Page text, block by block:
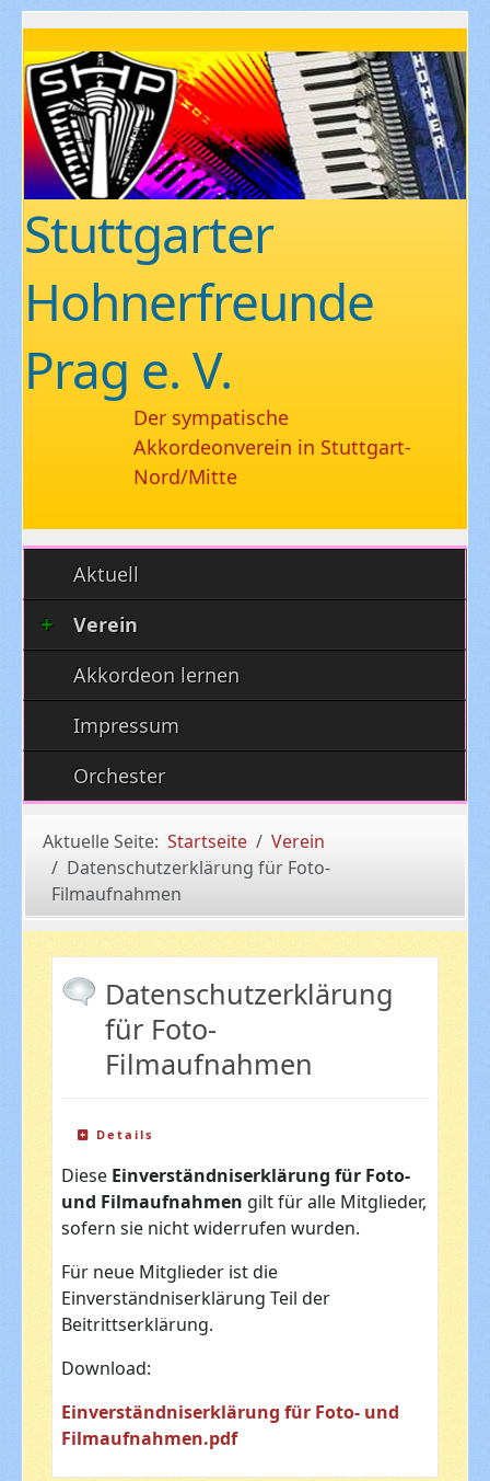
Stuttgarter
Hohnerfreunde
Prag e. V.
Der sympatische
Akkordeonverein in Stuttgart-
Nord/Mitte
Aktuell
Verein
Akkordeon lernen
Impressum
Orchester
Aktuelle Seite: Startseite
Verein
Datenschutzerklärung für Foto-
Filmaufnahmen
Datenschutzerklärung
für Foto-
Filmaufnahmen
Details
Diese Einverständniserklärung für Foto-
und Filmaufnahmen gilt für alle Mitglieder,
sofern sie nicht widerrufen wurden.
Für neue Mitglieder ist die
Einverständniserklärung Teil der
Beitrittserklärung.
Download:
Einverständniserklärung für Foto- und
Filmaufnahmen.pdf